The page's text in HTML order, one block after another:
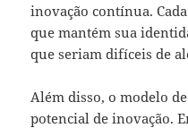
inovação contínua.
que mantém sua
que seriam difíceis de
Além disso, o modelo
potencial de inovação.